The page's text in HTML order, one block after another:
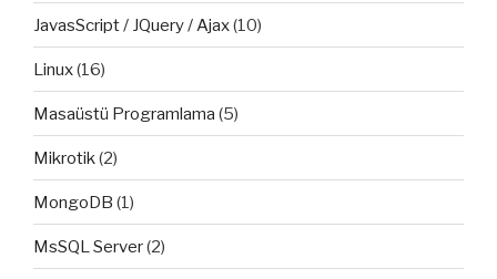
JavasScript / JQuery / Ajax(10)
Linux(16)
Masaüstü Programlama (5)
Mikrotik(2)
MongoDB (1)
MsSQL Server(2)